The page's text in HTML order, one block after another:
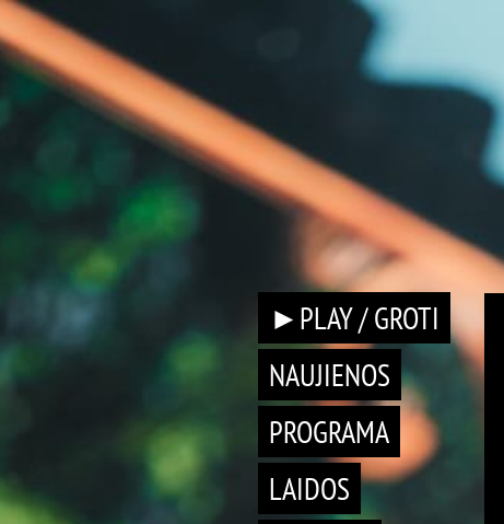
►PLAY / GROTI
NAUJIENOS
PROGRAMA
LAIDOS